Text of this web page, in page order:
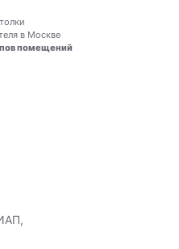
в Москве
помещений